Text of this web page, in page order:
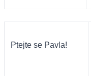
Ptejte se Pavla!